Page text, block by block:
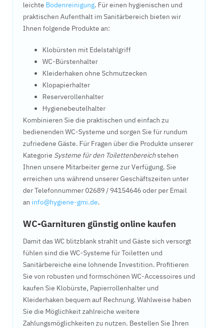
leichte Bodenreinigung. Für einen hygienischen und
praktischen Aufenthalt im Sanitärbereich bieten wir
Ihnen folgende Produkte an:
Klobürsten mit Edelstahlgriff
WC-Bürstenhalter
Kleiderhaken ohne Schmutzecken
Klopapierhalter
Reserverollenhalter
Hygienebeutelhalter
Kombinieren Sie die praktischen und einfach zu
bedienenden WC-Systeme und sorgen Sie für rundum
zufriedene Gäste. Für Fragen über die Produkte unserer
Kategorie Systeme für den Toilettenbereichstehen
Ihnen unsere Mitarbeiter gerne zur Verfügung. Sie
erreichen uns während unserer Geschäftszeiten unter
der Telefonnummer 02689 / 94154646 oder per Email
an info@hygiene-gmi.de.
WC-Garnituren günstig online kaufen
Damit das WC blitzblank strahlt und Gäste sich versorgt
fühlen sind die WC-Systeme für Toiletten und
Sanitärbereiche eine lohnende Investition. Profitieren
Sie von robusten und formschönen WC-Accessoires und
kaufen Sie Klobürste, Papierrollenhalter und
Kleiderhaken bequem auf Rechnung. Wahlweise haben
Sie die Möglichkeit zahlreiche weitere
Zahlungsmöglichkeiten zu nutzen. Bestellen Sie Ihren